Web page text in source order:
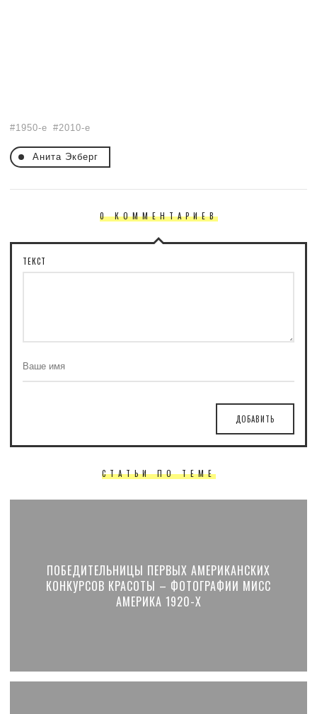
1950-е 2010-е
Анита Экберг
0 КОММЕНТАРИЕВ
ТЕКСТ
ДОБАВИТЬ
СТАТЬИ ПО ТЕМЕ
ПОБЕДИТЕЛЬНИЦЫ ПЕРВЫХ АМЕРИКАНСКИХ
КОНКУРСОВ КРАСОТЫ – ФОТОГРАФИИ МИСС
АМЕРИКА 1920-Х